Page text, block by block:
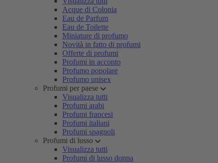
Acque di Colonia
Eau de Parfum
Eau de Toilette
Miniature di profumo
Novità in fatto di profumi
Offerte di profumi
Profumi in acconto
Profumo popolare
Profumo unisex
Profumi per paese
Visualizza tutti
Profumi arabi
Profumi francesi
Profumi italiani
Profumi spagnoli
Profumi di lusso
Visualizza tutti
Profumi di lusso donna